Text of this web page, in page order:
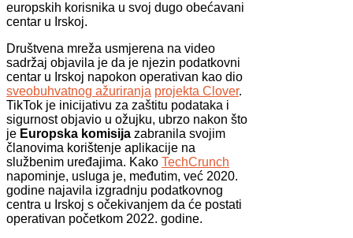
europskih korisnika u svoj dugo obećavani
centar u Irskoj.
Društvena mreža usmjerena na video
sadržaj objavila je da je njezin podatkovni
centar u Irskoj napokon operativan kao dio
sveobuhvatnog ažuriranja projekta Clover.
TikTok je inicijativu za zaštitu podataka i
sigurnost objavio u ožujku, ubrzo nakon što
je Europska komisija zabranila svojim
članovima korištenje aplikacije na
službenim uređajima. Kako TechCrunch
napominje, usluga je, međutim, već 2020.
godine najavila izgradnju podatkovnog
centra u Irskoj s očekivanjem da će postati
operativan početkom 2022. godine.